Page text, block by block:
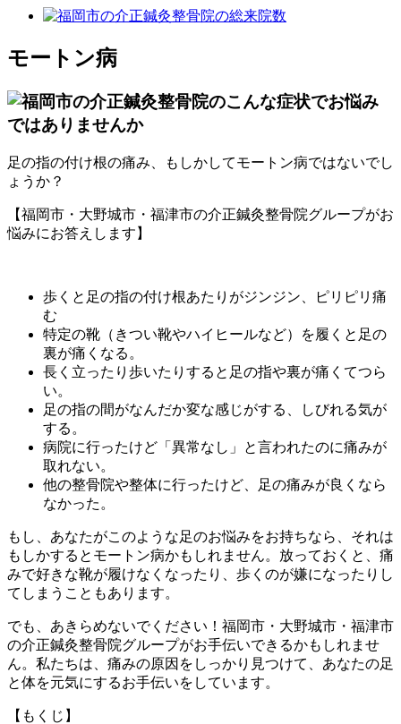
モートン病
足の指の付け根の痛み、もしかしてモートン病ではないでし
ょうか？
【福岡市・大野城市・福津市の介正鍼灸整骨院グループがお
悩みにお答えします】
歩くと足の指の付け根あたりがジンジン、ピリピリ痛
む
特定の靴（きつい靴やハイヒールなど）を履くと足の
裏が痛くなる。
長く立ったり歩いたりすると足の指や裏が痛くてつら
い。
足の指の間がなんだか変な感じがする、しびれる気が
する。
病院に行ったけど「異常なし」と言われたのに痛みが
取れない。
他の整骨院や整体に行ったけど、足の痛みが良くなら
なかった。
もし、あなたがこのような足のお悩みをお持ちなら、それは
もしかするとモートン病かもしれません。放っておくと、痛
みで好きな靴が履けなくなったり、歩くのが嫌になったりし
てしまうこともあります。
でも、あきらめないでください！福岡市・大野城市・福津市
の介正鍼灸整骨院グループがお手伝いできるかもしれませ
ん。私たちは、痛みの原因をしっかり見つけて、あなたの足
と体を元気にするお手伝いをしています。
【もくじ】